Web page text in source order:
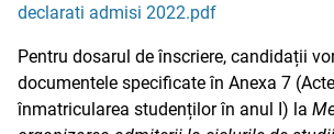
declarati admisi 2022.pdf
Pentru dosarul de înscriere, candidații
documentele specificate în Anexa 7
înmatricularea studenților în anul I) la